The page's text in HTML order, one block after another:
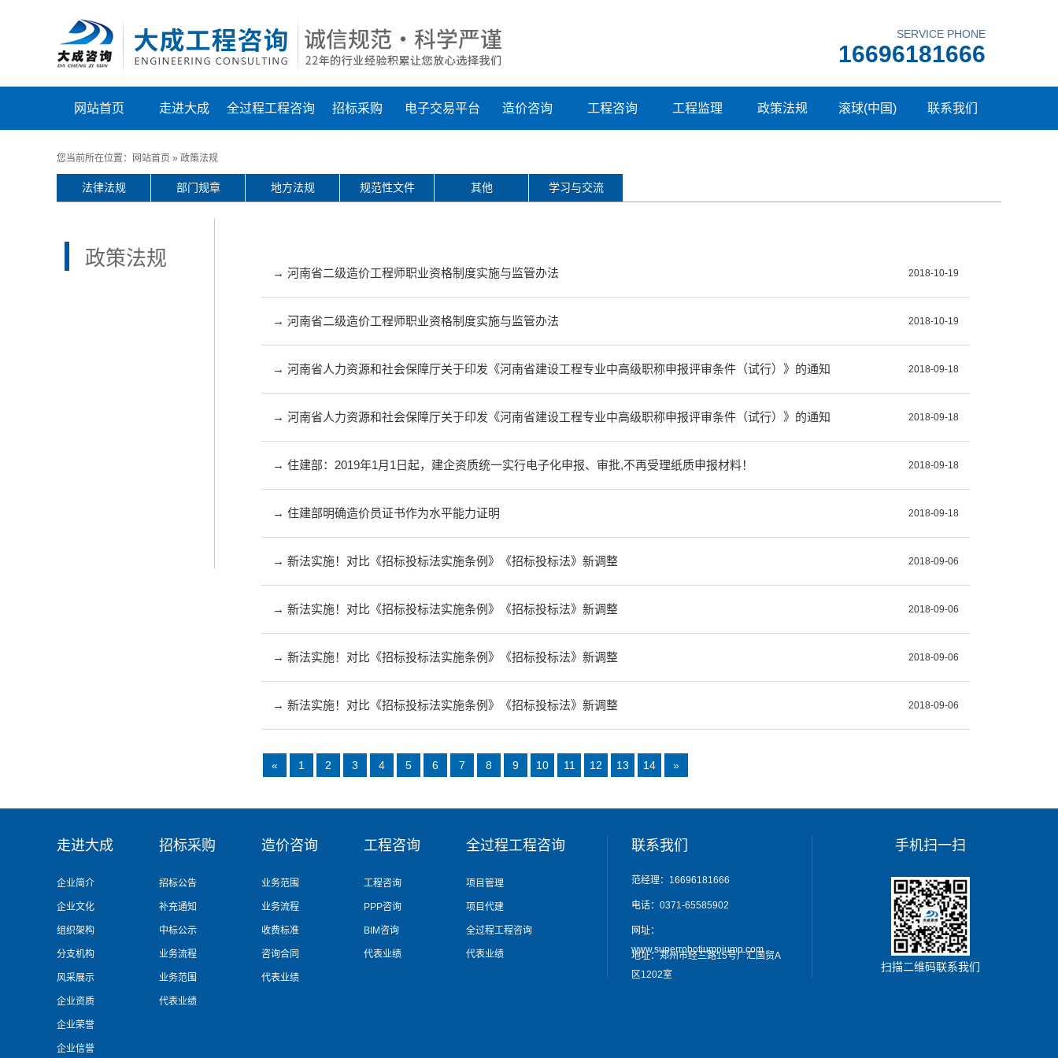
SERVICE PHONE
16696181666
网站首页 走进大成 全过程工程咨询 招标采购 电子交易平台 造价咨询 工程咨询 工程监理 政策法规 滚球(中国) 联系我们
您当前所在位置： 网站首页 » 政策法规
法律法规 部门规章 地方法规 规范性文件 其他 学习与交流
政策法规
2018-10-19
→ 河南省二级造价工程师职业资格制度实施与监管办法
2018-10-19
→ 河南省二级造价工程师职业资格制度实施与监管办法
2018-09-18
→ 河南省人力资源和社会保障厅关于印发《河南省建设工程专业中高级职称申报评审条件（试行）》的通知
2018-09-18
→ 河南省人力资源和社会保障厅关于印发《河南省建设工程专业中高级职称申报评审条件（试行）》的通知
2018-09-18
→ 住建部：2019年1月1日起，建企资质统一实行电子化申报、审批,不再受理纸质申报材料！
2018-09-18
→ 住建部明确造价员证书作为水平能力证明
2018-09-06
→ 新法实施！对比《招标投标法实施条例》《招标投标法》新调整
2018-09-06
→ 新法实施！对比《招标投标法实施条例》《招标投标法》新调整
2018-09-06
→ 新法实施！对比《招标投标法实施条例》《招标投标法》新调整
2018-09-06
→ 新法实施！对比《招标投标法实施条例》《招标投标法》新调整
« 1 2 3 4 5 6 7 8 9 10 11 12 13 14 »
走进大成
企业简介
企业文化
组织架构
分支机构
风采展示
企业资质
企业荣誉
企业信誉
招标采购
招标公告
补充通知
中标公示
业务流程
业务范围
代表业绩
造价咨询
业务范围
业务流程
收费标准
咨询合同
代表业绩
工程咨询
工程咨询
PPP咨询
BIM咨询
代表业绩
全过程工程咨询
项目管理
项目代建
全过程工程咨询
代表业绩
联系我们
范经理：16696181666
电话：0371-65585902
网址：
www.superrobotjumpjump.com
地址：郑州市经三路15号广汇国贸A
区1202室
手机扫一扫
扫描二维码联系我们